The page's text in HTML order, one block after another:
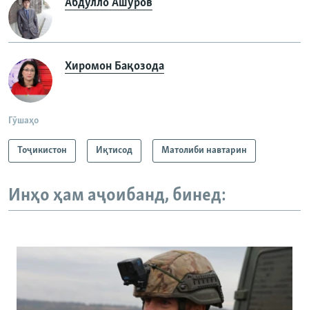
Абдулло Ашӯров
Хиромон Бақозода
Гӯшаҳо
Тоҷикистон Иқтисод Матолиби навтарин
Инҳо ҳам аҷоибанд, бинед: